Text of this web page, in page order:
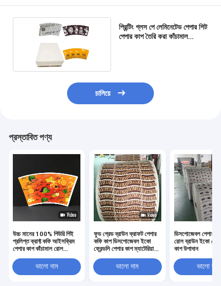
প্রিন্টিং গ্লস পে লেমিনেটেড পেপার শিট
পেপার কাপ তৈরি করা কাঁচামাল
চালিয়ে
প্রস্তাবিত পণ্য
উচ্চ মানের 100% পিউরি পিই
প্রলিপ্ত ক্রাফ্ট কফি আইসক্রিম
পেপার কাপ কাঁচামাল রোল
ভালো দাম
ফুড গ্রেড ব্রাউন ক্রাফট পেপার
কফি কাপ ডিসপোজেবল ইকো
ফ্রেন্ডলি পেপার কাপ ম্যাটেরিয়াল
ভালো দাম
ডিসপোজেবল পেপার
রোল ব্রাউন ইকো
কাপ উপাদান
ভালো দাম